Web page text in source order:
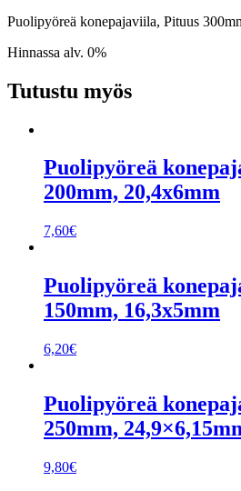
Puolipyöreä konepajaviila, Pituus
Hinnassa alv. 0%
Tutustu myös
Puolipyöreä
200mm, 20,4x6mm
7,60€
Puolipyöreä
150mm, 16,3x5mm
6,20€
Puolipyöreä
250mm,
9,80€